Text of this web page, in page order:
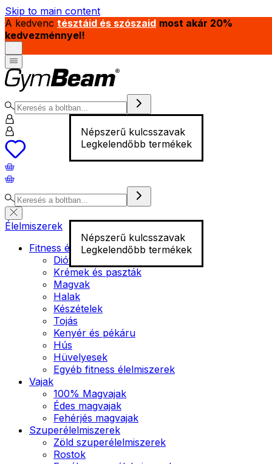
Skip to main content
A kedvenc tésztáid és szószaid most akár 20%
kedvezménnyel!
Népszerű kulcsszavak
Legkelendőbb termékek
Népszerű kulcsszavak
Legkelendőbb termékek
Élelmiszerek
Fitness élelmiszer
Diófélék
Krémek és paszták
Magvak
Halak
Készételek
Tojás
Kenyér és pékáru
Hús
Hüvelyesek
Egyéb fitness élelmiszerek
Vajak
100% Magvajak
Édes magvajak
Fehérjés magvajak
Szuperélelmiszerek
Zöld szuperélelmiszerek
Rostok